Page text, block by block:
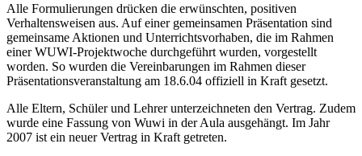
Alle Formulierungen drücken die erwünschten, positiven
Verhaltensweisen aus. Auf einer gemeinsamen Präsentation sind
gemeinsame Aktionen und Unterrichtsvorhaben, die im Rahmen
einer WUWI-Projektwoche durchgeführt wurden, vorgestellt
worden. So wurden die Vereinbarungen im Rahmen dieser
Präsentationsveranstaltung am 18.6.04 offiziell in Kraft gesetzt.
Alle Eltern, Schüler und Lehrer unterzeichneten den Vertrag. Zudem
wurde eine Fassung von Wuwi in der Aula ausgehängt. Im Jahr
2007 ist ein neuer Vertrag in Kraft getreten.